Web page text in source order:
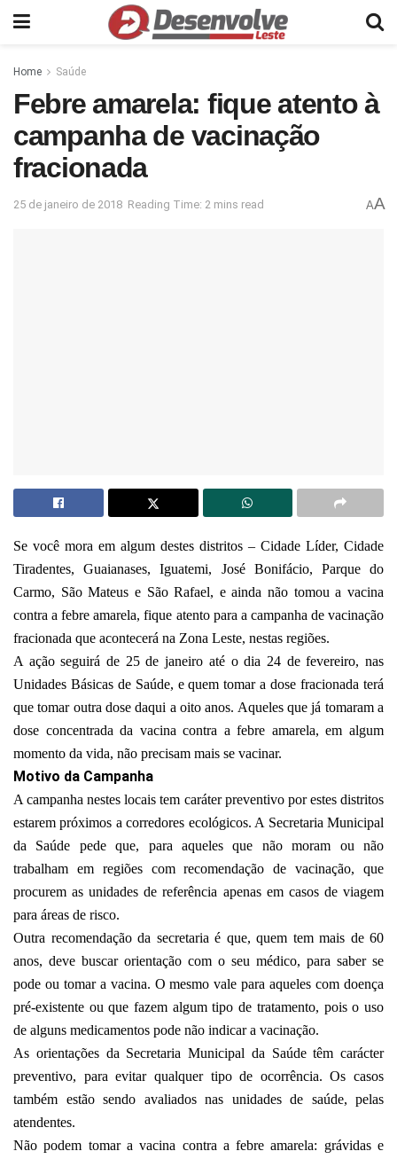
Home Saúde
Febre amarela: fique atento à
campanha de vacinação
fracionada
25 de janeiro de 2018 Reading Time: 2 mins read AA
Se você mora em algum destes distritos – Cidade Líder, Cidade
Tiradentes, Guaianases, Iguatemi, José Bonifácio, Parque do
Carmo, São Mateus e São Rafael, e ainda não tomou a vacina
contra a febre amarela, fique atento para a campanha de vacinação
fracionada que acontecerá na Zona Leste, nestas regiões.
A ação seguirá de 25 de janeiro até o dia 24 de fevereiro, nas
Unidades Básicas de Saúde, e quem tomar a dose fracionada terá
que tomar outra dose daqui a oito anos. Aqueles que já tomaram a
dose concentrada da vacina contra a febre amarela, em algum
momento da vida, não precisam mais se vacinar.
Motivo da Campanha
A campanha nestes locais tem caráter preventivo por estes distritos
estarem próximos a corredores ecológicos. A Secretaria Municipal
da Saúde pede que, para aqueles que não moram ou não
trabalham em regiões com recomendação de vacinação, que
procurem as unidades de referência apenas em casos de viagem
para áreas de risco.
Outra recomendação da secretaria é que, quem tem mais de 60
anos, deve buscar orientação com o seu médico, para saber se
pode ou tomar a vacina. O mesmo vale para aqueles com doença
pré-existente ou que fazem algum tipo de tratamento, pois o uso
de alguns medicamentos pode não indicar a vacinação.
As orientações da Secretaria Municipal da Saúde têm carácter
preventivo, para evitar qualquer tipo de ocorrência. Os casos
também estão sendo avaliados nas unidades de saúde, pelas
atendentes.
Não podem tomar a vacina contra a febre amarela: grávidas e